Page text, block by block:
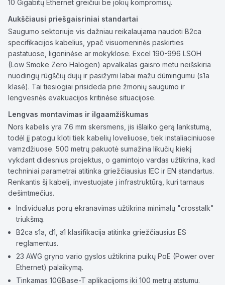
10 Gigabitų Ethernet greičiui be jokių kompromisų.
Aukščiausi priešgaisriniai standartai
Saugumo sektoriuje vis dažniau reikalaujama naudoti B2ca
specifikacijos kabelius, ypač visuomeninės paskirties
pastatuose, ligoninėse ar mokyklose. Excel 190-996 LSOH
(Low Smoke Zero Halogen) apvalkalas gaisro metu neišskiria
nuodingų rūgščių dujų ir pasižymi labai mažu dūmingumu (s1a
klasė). Tai tiesiogiai prisideda prie žmonių saugumo ir
lengvesnės evakuacijos kritinėse situacijose.
Lengvas montavimas ir ilgaamžiškumas
Nors kabelis yra 7.6 mm skersmens, jis išlaiko gerą lankstumą,
todėl jį patogu kloti tiek kabelių loveliuose, tiek instaliaciniuose
vamzdžiuose. 500 metrų pakuotė sumažina likučių kiekį
vykdant didesnius projektus, o gamintojo vardas užtikrina, kad
techniniai parametrai atitinka griežčiausius IEC ir EN standartus.
Renkantis šį kabelį, investuojate į infrastruktūrą, kuri tarnaus
dešimtmečius.
Individualus porų ekranavimas užtikrina minimalų "crosstalk"
triukšmą.
B2ca s1a, d1, a1 klasifikacija atitinka griežčiausius ES
reglamentus.
23 AWG gryno vario gyslos užtikrina puikų PoE (Power over
Ethernet) palaikymą.
Tinkamas 10GBase-T aplikacijoms iki 100 metrų atstumu.